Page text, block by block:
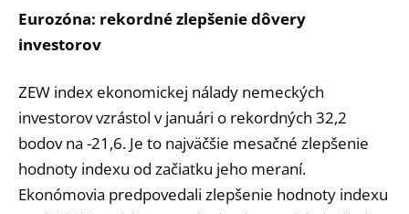
Eurozóna: rekordné zlepšenie dôvery
investorov
ZEW index ekonomickej nálady nemeckých
investorov vzrástol v januári o rekordných 32,2
bodov na -21,6. Je to najväčšie mesačné zlepšenie
hodnoty indexu od začiatku jeho meraní.
Ekonómovia predpovedali zlepšenie hodnoty indexu